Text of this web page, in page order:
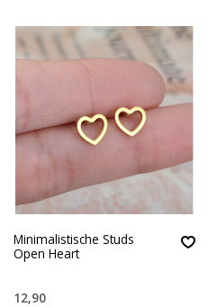
Minimalistische Studs
Open Heart
12,90